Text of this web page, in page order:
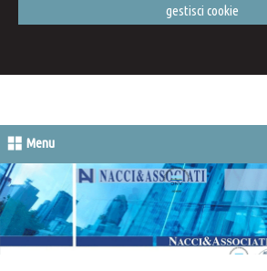
gestisci cookie
Menu